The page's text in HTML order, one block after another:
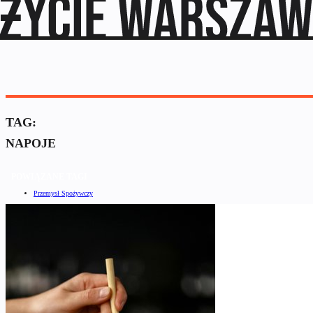
TAG:
NAPOJE
Przemysł Spożywczy